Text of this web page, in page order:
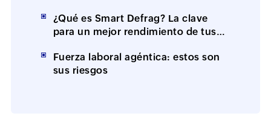
(FCR)?
¿Qué es Smart Defrag? La clave
para un mejor rendimiento de tus
Fuerza laboral agéntica: estos son
sus riesgos